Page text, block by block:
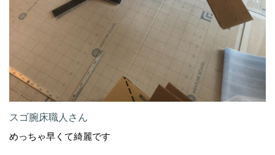
スゴ腕床職人さん
めっちゃ早くて綺麗です